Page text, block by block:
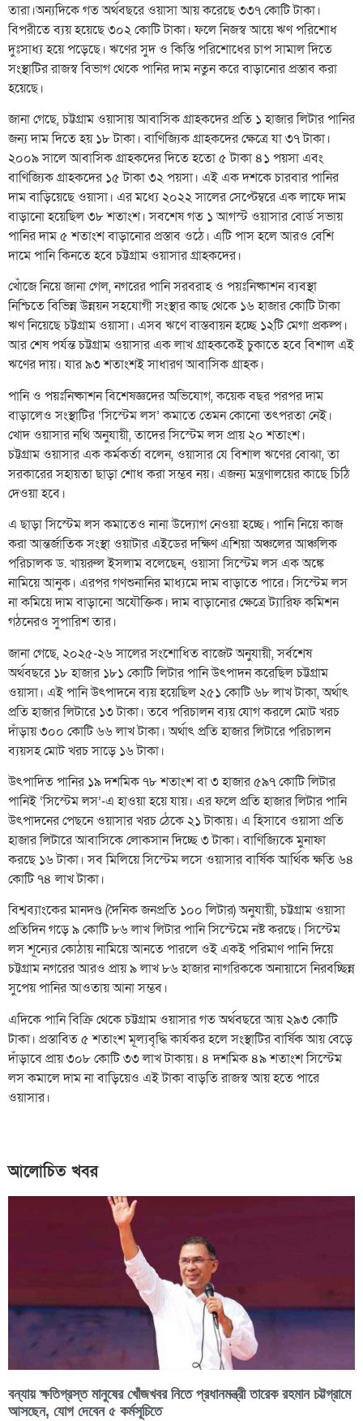
তারা।অন্যদিকে গত অর্থবছরে ওয়াসা আয় করেছে ৩৩৭ কোটি টাকা।
বিপরীতে ব্যয় হয়েছে ৩০২ কোটি টাকা। ফলে নিজস্ব আয়ে ঋণ পরিশোধ
দুঃসাধ্য হয়ে পড়েছে। ঋণের সুদ ও কিস্তি পরিশোধের চাপ সামাল দিতে
সংস্থাটির রাজস্ব বিভাগ থেকে পানির দাম নতুন করে বাড়ানোর প্রস্তাব করা
হয়েছে।
জানা গেছে, চট্টগ্রাম ওয়াসায় আবাসিক গ্রাহকদের প্রতি ১ হাজার লিটার পানির
জন্য দাম দিতে হয় ১৮ টাকা। বাণিজ্যিক গ্রাহকদের ক্ষেত্রে যা ৩৭ টাকা।
২০০৯ সালে আবাসিক গ্রাহকদের দিতে হতো ৫ টাকা ৪১ পয়সা এবং
বাণিজ্যিক গ্রাহকদের ১৫ টাকা ৩২ পয়সা। এই এক দশকে চারবার পানির
দাম বাড়িয়েছে ওয়াসা। এর মধ্যে ২০২২ সালের সেপ্টেম্বরে এক লাফে দাম
বাড়ানো হয়েছিল ৩৮ শতাংশ। সবশেষ গত ১ আগস্ট ওয়াসার বোর্ড সভায়
পানির দাম ৫ শতাংশ বাড়ানোর প্রস্তাব ওঠে। এটি পাস হলে আরও বেশি
দামে পানি কিনতে হবে চট্টগ্রাম ওয়াসার গ্রাহকদের।
খোঁজে নিয়ে জানা গেল, নগরের পানি সরবরাহ ও পয়ঃনিষ্কাশন ব্যবস্থা
নিশ্চিতে বিভিন্ন উন্নয়ন সহযোগী সংস্থার কাছ থেকে ১৬ হাজার কোটি টাকা
ঋণ নিয়েছে চট্টগ্রাম ওয়াসা। এসব ঋণে বাস্তবায়ন হচ্ছে ১২টি মেগা প্রকল্প।
আর শেষ পর্যন্ত চট্টগ্রাম ওয়াসার এক লাখ গ্রাহককেই চুকাতে হবে বিশাল এই
ঋণের দায়। যার ৯৩ শতাংশই সাধারণ আবাসিক গ্রাহক।
পানি ও পয়ঃনিষ্কাশন বিশেষজ্ঞদের অভিযোগ, কয়েক বছর পরপর দাম
বাড়ালেও সংস্থাটির ‘সিস্টেম লস’ কমাতে তেমন কোনো তৎপরতা নেই।
খোদ ওয়াসার নথি অনুযায়ী, তাদের সিস্টেম লস প্রায় ২০ শতাংশ।
চট্টগ্রাম ওয়াসার এক কর্মকর্তা বলেন, ওয়াসার যে বিশাল ঋণের বোঝা, তা
সরকারের সহায়তা ছাড়া শোধ করা সম্ভব নয়। এজন্য মন্ত্রণালয়ের কাছে চিঠি
দেওয়া হবে।
এ ছাড়া সিস্টেম লস কমাতেও নানা উদ্যোগ নেওয়া হচ্ছে। পানি নিয়ে কাজ
করা আন্তর্জাতিক সংস্থা ওয়াটার এইডের দক্ষিণ এশিয়া অঞ্চলের আঞ্চলিক
পরিচালক ড. খায়রুল ইসলাম বলেছেন, ওয়াসা সিস্টেম লস এক অঙ্কে
নামিয়ে আনুক। এরপর গণশুনানির মাধ্যমে দাম বাড়াতে পারে। সিস্টেম লস
না কমিয়ে দাম বাড়ানো অযৌক্তিক। দাম বাড়ানোর ক্ষেত্রে ট্যারিফ কমিশন
গঠনেরও সুপারিশ তার।
জানা গেছে, ২০২৫-২৬ সালের সংশোধিত বাজেট অনুযায়ী, সর্বশেষ
অর্থবছরে ১৮ হাজার ১৮১ কোটি লিটার পানি উৎপাদন করেছিল চট্টগ্রাম
ওয়াসা। এই পানি উৎপাদনে ব্যয় হয়েছিল ২৫১ কোটি ৬৮ লাখ টাকা, অর্থাৎ
প্রতি হাজার লিটারে ১৩ টাকা। তবে পরিচালন ব্যয় যোগ করলে মোট খরচ
দাঁড়ায় ৩০০ কোটি ৬৬ লাখ টাকা। অর্থাৎ প্রতি হাজার লিটারে পরিচালন
ব্যয়সহ মোট খরচ সাড়ে ১৬ টাকা।
উৎপাদিত পানির ১৯ দশমিক ৭৮ শতাংশ বা ৩ হাজার ৫৯৭ কোটি লিটার
পানিই ‘সিস্টেম লস’-এ হাওয়া হয়ে যায়। এর ফলে প্রতি হাজার লিটার পানি
উৎপাদনের পেছনে ওয়াসার খরচ ঠেকে ২১ টাকায়। এ হিসাবে ওয়াসা প্রতি
হাজার লিটারে আবাসিকে লোকসান দিচ্ছে ৩ টাকা। বাণিজ্যিকে মুনাফা
করছে ১৬ টাকা। সব মিলিয়ে সিস্টেম লসে ওয়াসার বার্ষিক আর্থিক ক্ষতি ৬৪
কোটি ৭৪ লাখ টাকা।
বিশ্বব্যাংকের মানদণ্ড (দৈনিক জনপ্রতি ১০০ লিটার) অনুযায়ী, চট্টগ্রাম ওয়াসা
প্রতিদিন গড়ে ৯ কোটি ৮৬ লাখ লিটার পানি সিস্টেমে নষ্ট করছে। সিস্টেম
লস শূন্যের কোঠায় নামিয়ে আনতে পারলে ওই একই পরিমাণ পানি দিয়ে
চট্টগ্রাম নগরের আরও প্রায় ৯ লাখ ৮৬ হাজার নাগরিককে অনায়াসে নিরবচ্ছিন্ন
সুপেয় পানির আওতায় আনা সম্ভব।
এদিকে পানি বিক্রি থেকে চট্টগ্রাম ওয়াসার গত অর্থবছরে আয় ২৯৩ কোটি
টাকা। প্রস্তাবিত ৫ শতাংশ মূল্যবৃদ্ধি কার্যকর হলে সংস্থাটির বার্ষিক আয় বেড়ে
দাঁড়াবে প্রায় ৩০৮ কোটি ৩৩ লাখ টাকায়। ৪ দশমিক ৪৯ শতাংশ সিস্টেম
লস কমালে দাম না বাড়িয়েও এই টাকা বাড়তি রাজস্ব আয় হতে পারে
ওয়াসার।
আলোচিত খবর
বন্যায় ক্ষতিগ্রস্ত মানুষের খোঁজখবর নিতে প্রধানমন্ত্রী তারেক রহমান চট্টগ্রামে
আসছেন, যোগ দেবেন ৫ কর্মসূচিতে